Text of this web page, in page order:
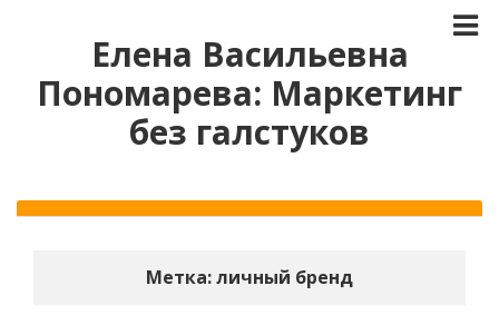
Елена Васильевна
Пономарева: Маркетинг
без галстуков
Метка:личный бренд